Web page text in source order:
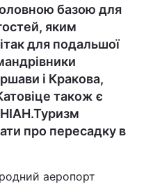
базою для
яким
для подальшої
і Кракова,
також є
про пересадку в
аеропорт